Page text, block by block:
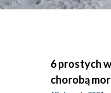
6 prostych
chorobą